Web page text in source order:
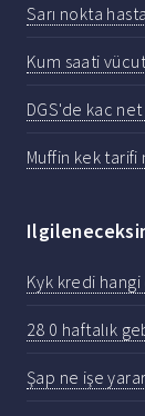
Sarı nokta
Kum saati
DGS'de kac
Muffin kek tarifi
Kyk kredi
28 0 haftalık
Şap ne işe